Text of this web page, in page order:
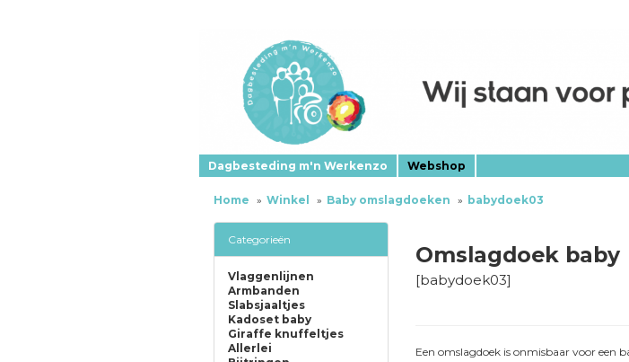
Dagbesteding m'n Werkenzo Webshop
Home Winkel Baby omslagdoeken babydoek03
Omslagdoek baby
[babydoek03]
Een omslagdoek is onmisbaar voor een
Categorieën
Vlaggenlijnen
Armbanden
Slabsjaaltjes
Kadoset baby
Giraffe knuffeltjes
Allerlei